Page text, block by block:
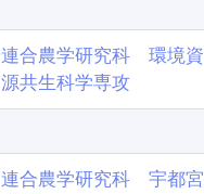
連合農学研究科 環境資
源共生科学専攻
連合農学研究科 宇都宮